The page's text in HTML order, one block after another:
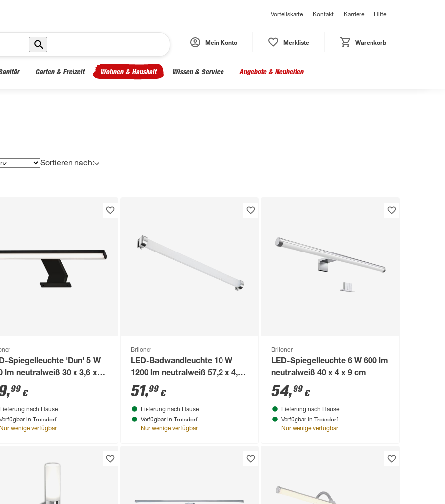
Vorteilskarte Kontakt Karriere Hilfe
Mein Konto Merkliste Warenkorb
Garten & Freizeit Wohnen & Haushalt Wissen & Service Angebote & Neuheiten
Sortieren nach:
Spiegelleuchte 'Dun' 5 W
lm neutralweiß 30 x 3,6 x
cm
,99 €
Lieferung nach Hause
Verfügbar in Troisdorf
Nur wenige verfügbar
Briloner
LED-Badwandleuchte 10 W
1200 lm neutralweiß 57,2 x 4,3
x 3,2 cm
51,99€
Lieferung nach Hause
Verfügbar in Troisdorf
Nur wenige verfügbar
Briloner
LED-Spiegelleuchte 6 W 600 lm
neutralweiß 40 x 4 x 9 cm
54,99 €
Lieferung nach Hause
Verfügbar in Troisdorf
Nur wenige verfügbar